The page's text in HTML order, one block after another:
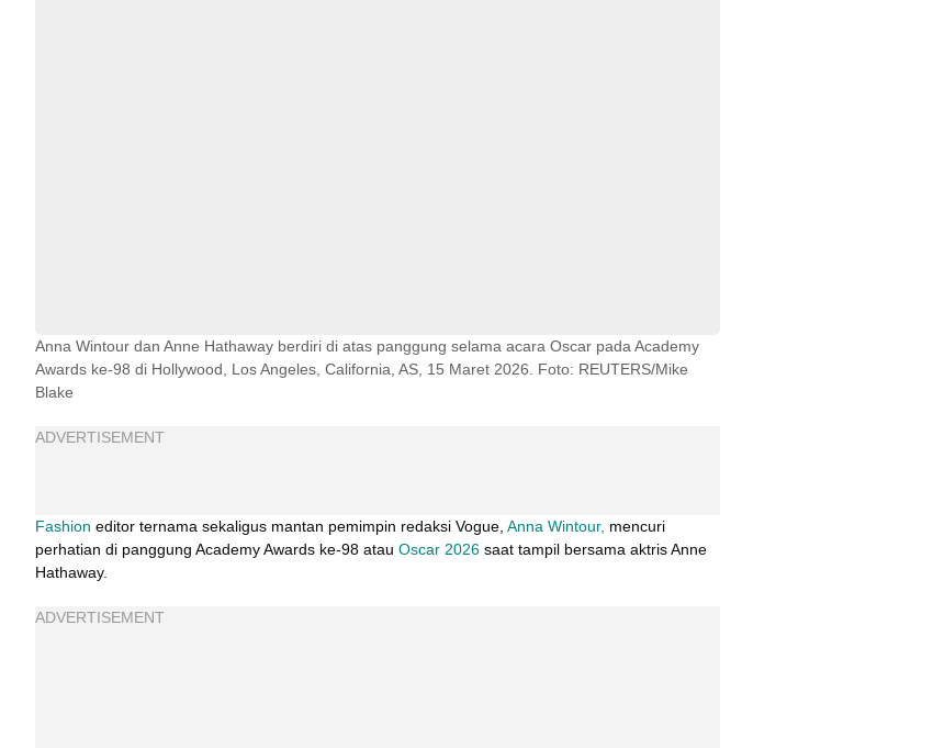
Anna Wintour dan Anne Hathaway berdiri di atas panggung selama acara Oscar pada Academy
Awards ke-98 di Hollywood, Los Angeles, California, AS, 15 Maret 2026. Foto: REUTERS/Mike
Blake
ADVERTISEMENT
Fashion editor ternama sekaligus mantan pemimpin redaksi Vogue, Anna Wintour, mencuri
perhatian di panggung Academy Awards ke-98 atau Oscar 2026 saat tampil bersama aktris Anne
Hathaway.
ADVERTISEMENT